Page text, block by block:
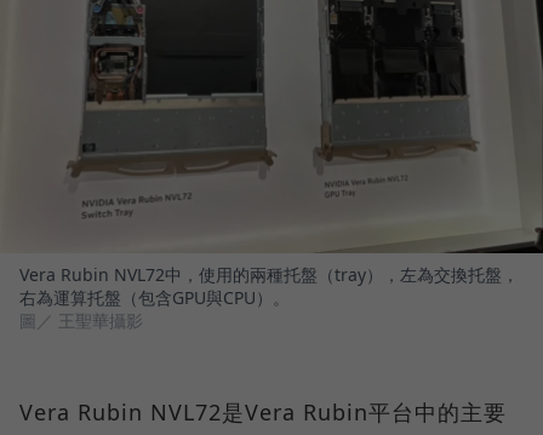
Vera Rubin NVL72中，使用的兩種托盤（tray），左為交換托盤，
右為運算托盤（包含GPU與CPU）。
圖／ 王聖華攝影
Vera Rubin NVL72是Vera Rubin平台中的主要